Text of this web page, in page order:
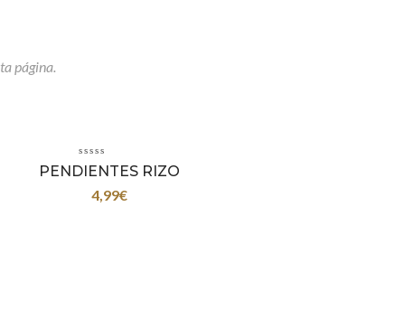
página.
PENDIENTES RIZO
4,99€